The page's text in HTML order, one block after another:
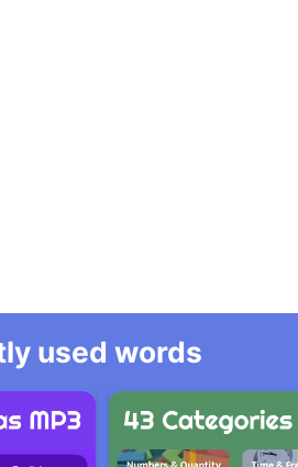
used words